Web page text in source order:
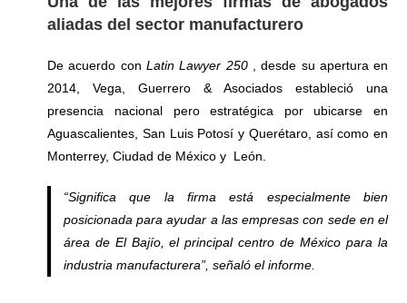
aliadas del sector manufacturero
De acuerdo conLatin Lawyer 250
, desde su apertura en
2014, Vega, Guerrero & Asociados estableció una
presencia nacional pero estratégica por ubicarse en
Aguascalientes, San Luis Potosí y Querétaro, así como en
Monterrey, Ciudad de México y León.
“Significa que la firma está especialmente bien
posicionada para ayudar a las empresas con sede en el
área de El Bajío, el principal centro de México para la
industria manufacturera”, señaló el informe.